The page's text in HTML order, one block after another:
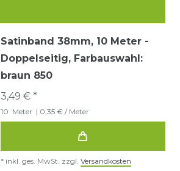
Satinband 38mm, 10 Meter -
Doppelseitig, Farbauswahl:
braun 850
3,49 € *
10 Meter | 0,35 € / Meter
* inkl. ges. MwSt. zzgl. Versandkosten